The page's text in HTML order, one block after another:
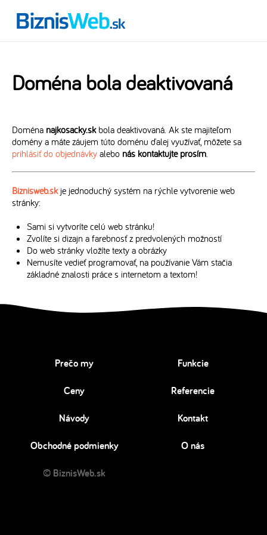
Doména bola deaktivovaná
Doména najkosacky.skbola deaktivovaná. Ak ste majiteľom
domény a máte záujem túto doménu ďalej využívať, môžete sa
prihlásiť do objednávky alebo nás kontaktujte prosím.
Biznisweb.skje jednoduchý systém na rýchle vytvorenie web
stránky:
Sami si vytvoríte celú web stránku!
Zvolíte si dizajn a farebnosť z predvolených možností
Do web stránky vložíte texty a obrázky
Nemusíte vedieť programovať, na používanie Vám stačia
základné znalosti práce s internetom a textom!
Prečo my Funkcie
Ceny Referencie
Návody Kontakt
Obchodné podmienky O nás
© BiznisWeb.sk